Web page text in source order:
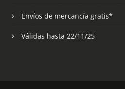
Envíos de mercancía gratis*
Válidas hasta 22/11/25